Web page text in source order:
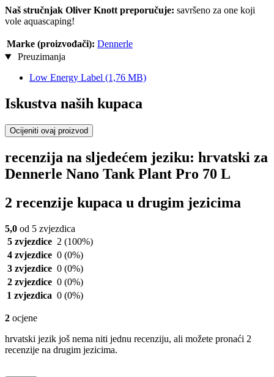
Naš stručnjak Oliver Knott preporučuje: savršeno za one koji
vole aquascaping!
Marke (proizvođači): Dennerle
Preuzimanja
Low Energy Label (1,76 MB)
Iskustva naših kupaca
Ocijeniti ovaj proizvod
recenzija na sljedećem jeziku: hrvatski za
Dennerle Nano Tank Plant Pro 70 L
2 recenzije kupaca u drugim jezicima
5,0 od 5 zvjezdica
5 zvjezdice 2 (100%)
4 zvjezdice 0 (0%)
3 zvjezdice 0 (0%)
2 zvjezdice 0 (0%)
1 zvjezdica 0 (0%)
2 ocjene
hrvatski jezik još nema niti jednu recenziju, ali možete pronaći 2
recenzije na drugim jezicima.